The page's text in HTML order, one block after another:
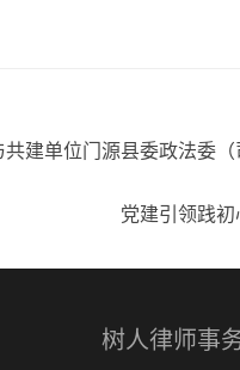
建单位门源县委政法委
党建引领践
树人律师事